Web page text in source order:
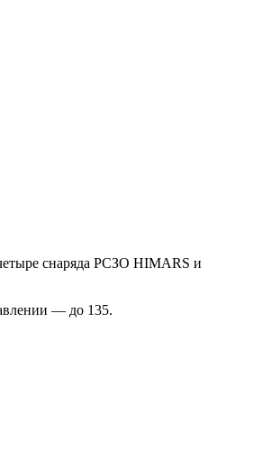
снаряда РСЗО HIMARS и
— до 135.